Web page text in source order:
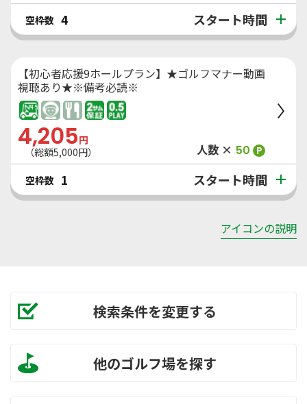
空枠数 4 スタート時間
【初心者応援9ホールプラン】★ゴルフマナー動画
視聴あり★※備考必読※
4,205円
（総額5,000円） 人数 × 50 P
空枠数 1 スタート時間
アイコンの説明
検索条件を変更する
他のゴルフ場を探す